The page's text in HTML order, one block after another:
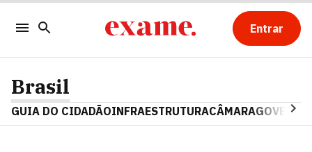
Entrar
Brasil
GUIA DO CIDADÃOINFRAESTRUTURACÂMARAGOVERNO